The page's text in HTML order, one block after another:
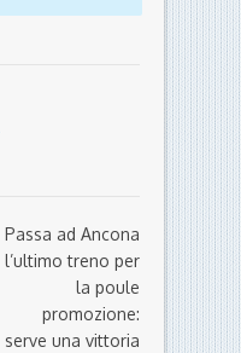
Passa ad Ancona
l’ultimo treno per
la poule
promozione:
serve una vittoria